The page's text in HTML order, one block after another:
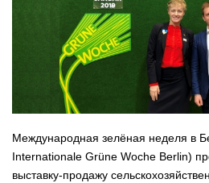
Международная зелёная неделя в
Internationale Grüne Woche Berlin)
выставку-продажу